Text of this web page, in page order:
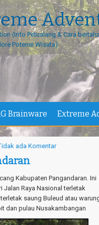
(Info Petualang & Cara
Potensi Wisata)
Brainware Extreme
ada Komentar
Kabupaten Pangandaran. Ini
Jalan Raya Nasional terletak
saung Buleud atau
dan pulau Nusakambangan